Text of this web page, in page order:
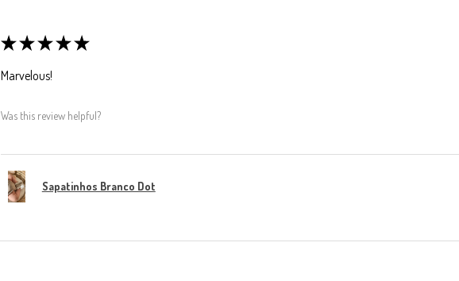
★ ★ ★ ★ ★
Marvelous!
Was this review helpful?
Sapatinhos Branco Dot